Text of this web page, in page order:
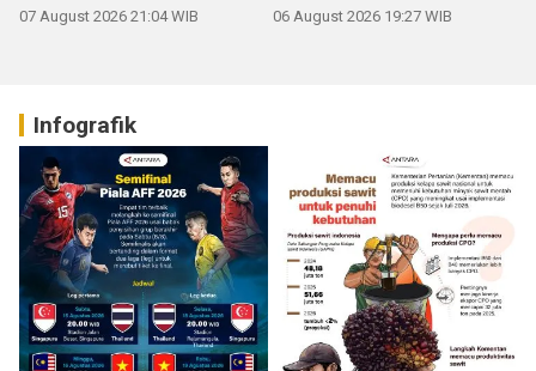
07 August 2026 21:04 WIB 06 August 2026 19:27 WIB
Infografik